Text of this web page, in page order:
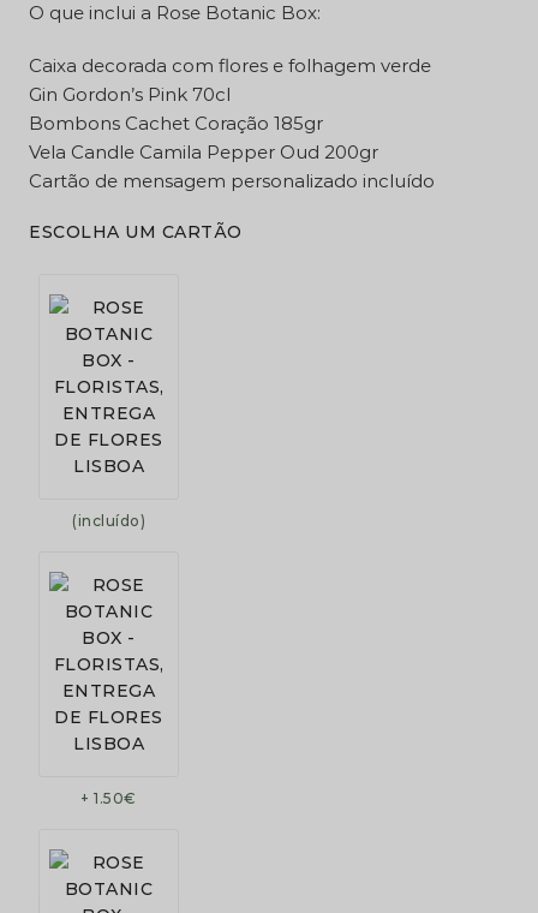
O que inclui a Rose Botanic Box:
Caixa decorada com flores e folhagem verde
Gin Gordon’s Pink 70cl
Bombons Cachet Coração 185gr
Vela Candle Camila Pepper Oud 200gr
Cartão de mensagem personalizado incluído
ESCOLHA UM CARTÃO
(incluído)
+ 1.50€